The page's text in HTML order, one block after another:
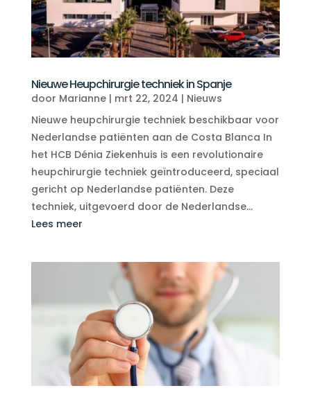
Nieuwe Heupchirurgie techniek in Spanje
door Marianne| mrt 22, 2024 | Nieuws
Nieuwe heupchirurgie techniek beschikbaar voor
Nederlandse patiënten aan de Costa Blanca In
het HCB Dénia Ziekenhuis is een revolutionaire
heupchirurgie techniek geïntroduceerd, speciaal
gericht op Nederlandse patiënten. Deze
techniek, uitgevoerd door de Nederlandse...
Lees meer